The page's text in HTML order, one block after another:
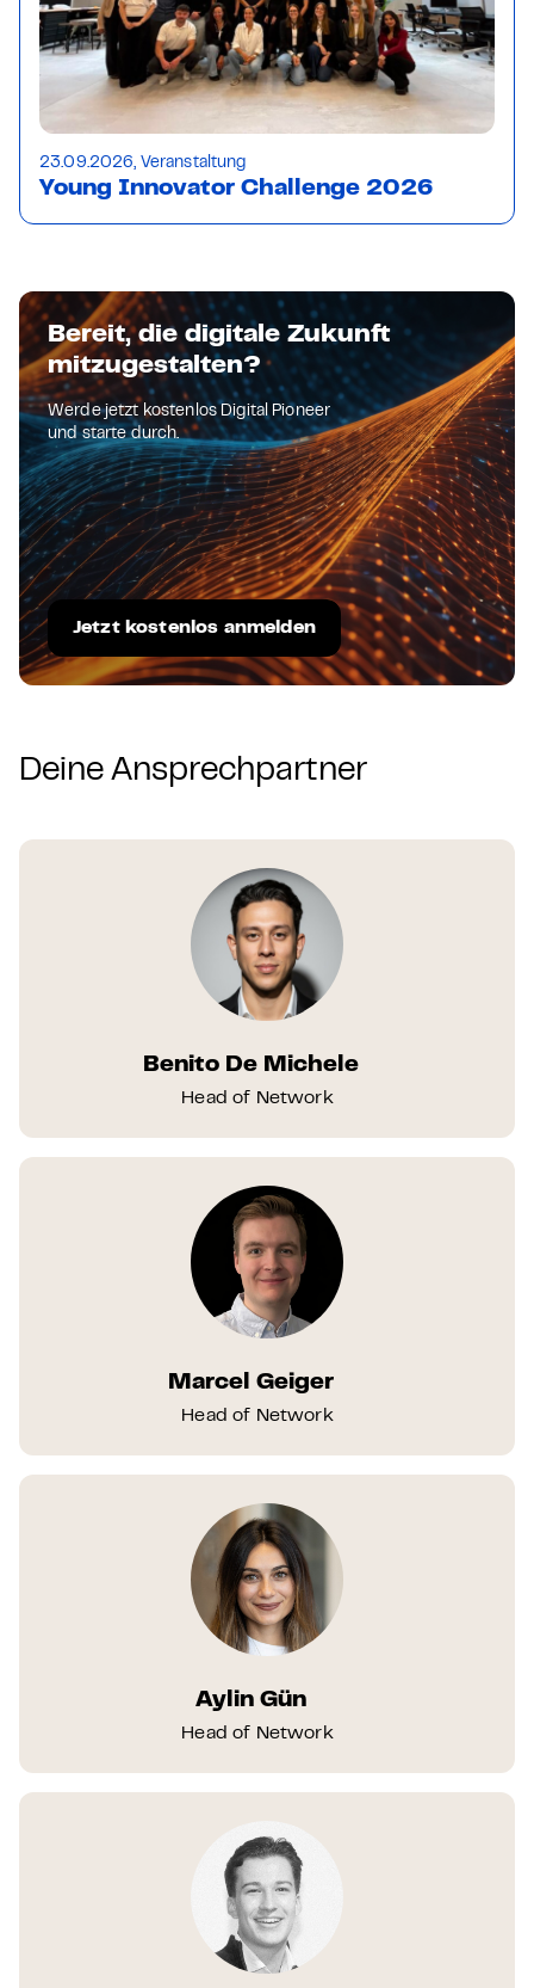
23.09.2026, Veranstaltung
Young Innovator Challenge 2026
Bereit, die digitale Zukunft
mitzugestalten?
Werde jetzt kostenlos Digital Pioneer
und starte durch.
Jetzt kostenlos anmelden
Deine Ansprechpartner
Benito De Michele
Head of Network
Marcel Geiger
Head of Network
Aylin Gün
Head of Network